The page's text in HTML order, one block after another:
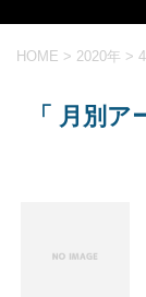
HOME > 2020年 >
「 月別